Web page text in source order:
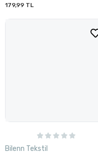
179,99 TL
Bilenn Tekstil